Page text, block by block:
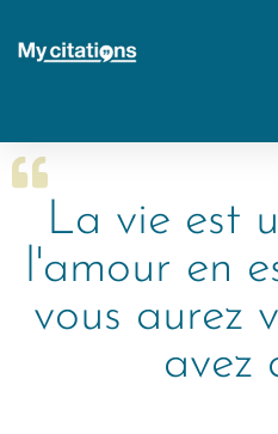
La vie est
l'amour en
vous aurez
avez